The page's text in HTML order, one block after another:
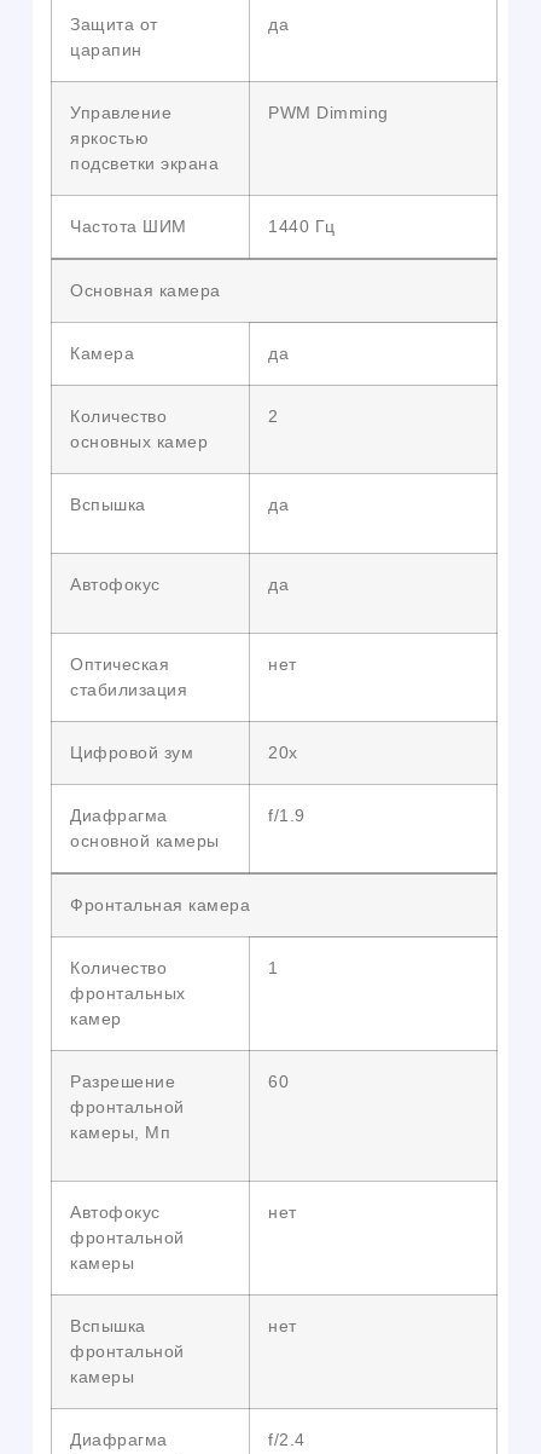
Защита от
царапин
да
Управление
яркостью
подсветки экрана
PWM Dimming
Частота ШИМ 1440 Гц
Основная камера
Камера да
Количество
основных камер
2
Вспышка да
Автофокус да
Оптическая
стабилизация
нет
Цифровой зум 20x
Диафрагма
основной камеры
f/1.9
Фронтальная камера
Количество
фронтальных
камер
1
Разрешение
фронтальной
камеры, Мп
60
Автофокус
фронтальной
камеры
нет
Вспышка
фронтальной
камеры
нет
Диафрагма
f/2.4